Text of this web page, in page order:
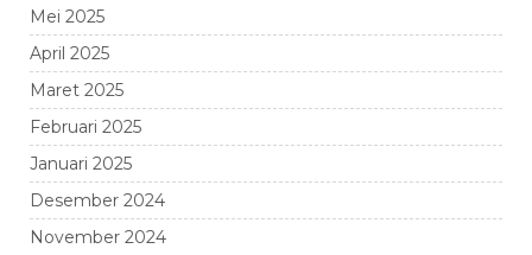
Mei 2025
April 2025
Maret 2025
Februari 2025
Januari 2025
Desember 2024
November 2024